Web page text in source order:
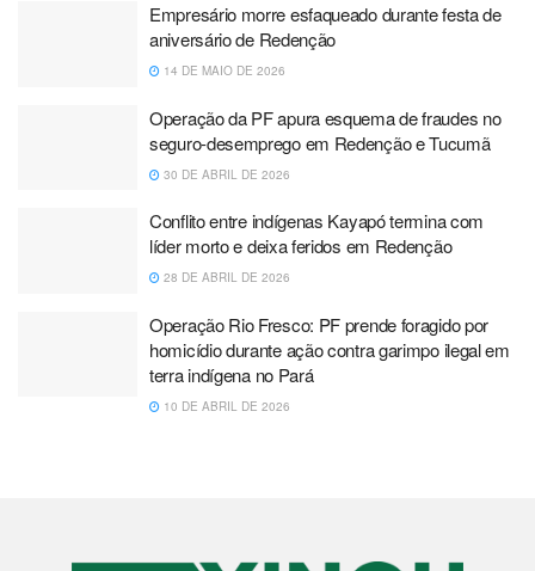
Empresário morre esfaqueado durante festa de
aniversário de Redenção
14 DE MAIO DE 2026
Operação da PF apura esquema de fraudes no
seguro-desemprego em Redenção e Tucumã
30 DE ABRIL DE 2026
Conflito entre indígenas Kayapó termina com
líder morto e deixa feridos em Redenção
28 DE ABRIL DE 2026
Operação Rio Fresco: PF prende foragido por
homicídio durante ação contra garimpo ilegal em
terra indígena no Pará
10 DE ABRIL DE 2026